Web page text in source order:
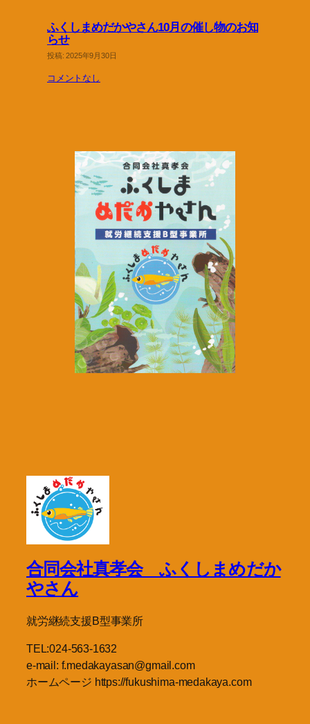
ふくしまめだかやさん10月の催し物のお知
らせ
投稿: 2025年9月30日
コメントなし
合同会社真孝会 ふくしまめだか
やさん
就労継続支援B型事業所
TEL:024-563-1632
e-mail: f.medakayasan@gmail.com
ホームページ https://fukushima-medakaya.com